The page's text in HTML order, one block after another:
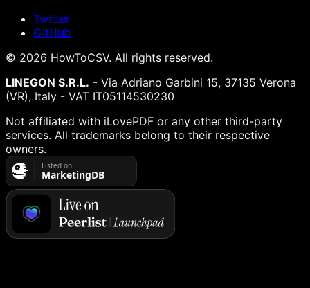
Twitter
GitHub
© 2026 HowToCSV. All rights reserved.
LINEGON S.R.L. - Via Adriano Garbini 15, 37135 Verona
(VR), Italy - VAT IT05114530230
Not affiliated with iLovePDF or any other third-party
services. All trademarks belong to their respective
owners.